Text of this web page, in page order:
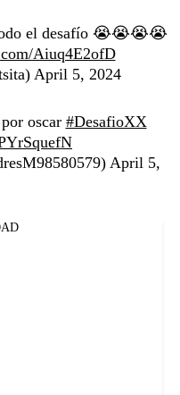
el desafío 😭😭😭😭
Aiuq4E2ofD
April 5, 2024
oscar #DesafioXX
April 5,